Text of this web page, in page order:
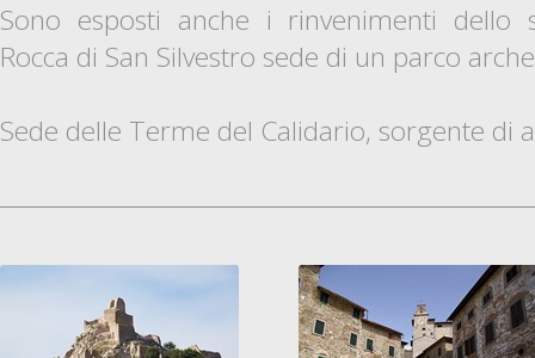
Sono esposti anche i rinvenimenti dello
Rocca di San Silvestro sede di un parco
Sede delle Terme del Calidario, sorgente di